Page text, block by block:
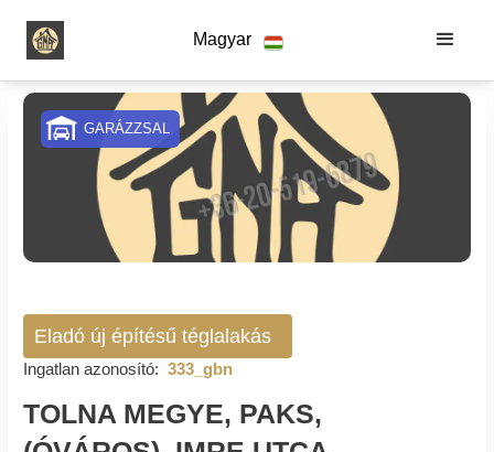
Magyar
GARÁZZSAL
Eladó új építésű téglalakás
Ingatlan azonosító: 333_gbn
TOLNA MEGYE, PAKS,